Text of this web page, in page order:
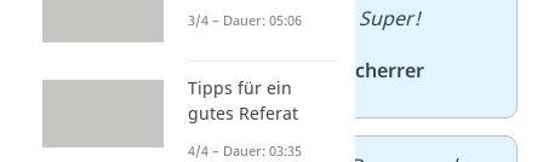
für den Alltag. Super!
Jakob Scherrer
3/4 – Dauer: 05:06
Tipps für ein
gutes Referat
4/4 – Dauer: 03:35